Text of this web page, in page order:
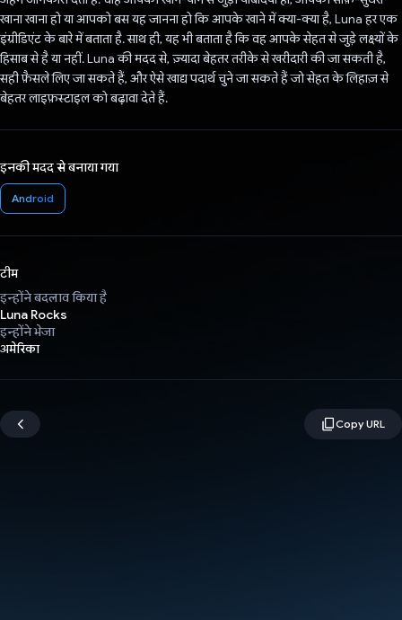
खाना खाना हो या आपको बस यह जानना हो कि आपके खाने में क्या-क्या है, Luna हर एक
इंग्रीडिएंट के बारे में बताता है. साथ ही, यह भी बताता है कि वह आपके सेहत से जुड़े लक्ष्यों के
हिसाब से है या नहीं. Luna की मदद से, ज़्यादा बेहतर तरीके से खरीदारी की जा सकती है,
सही फ़ैसले लिए जा सकते हैं, और ऐसे खाद्य पदार्थ चुने जा सकते हैं जो सेहत के लिहाज़ से
बेहतर लाइफ़स्टाइल को बढ़ावा देते हैं.
इनकी मदद से बनाया गया
Android
टीम
इन्होंने बदलाव किया है
Luna Rocks
इन्होंने भेजा
अमेरिका